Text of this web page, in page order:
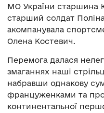
МО України старшина
старший солдат
акомпанувала
Олена Костевич.
Перемога далася
змаганнях наші
набравши однакову
француженками та
континентальної